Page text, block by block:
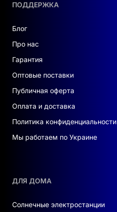
ПОДДЕРЖКА
Блог
Про нас
Гарантия
Оптовые поставки
Публичная оферта
Оплата и доставка
Политика конфиденциальности
Мы работаем по Украине
ДЛЯ ДОМА
Солнечные электростанции